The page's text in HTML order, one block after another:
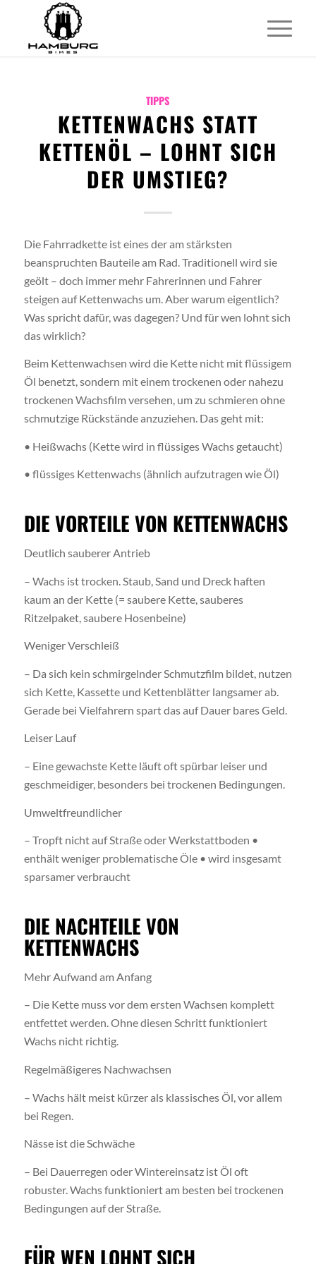
TIPPS
KETTENWACHS STATT
KETTENÖL – LOHNT SICH
DER UMSTIEG?
Die Fahrradkette ist eines der am stärksten
beanspruchten Bauteile am Rad. Traditionell wird sie
geölt – doch immer mehr Fahrerinnen und Fahrer
steigen auf Kettenwachs um. Aber warum eigentlich?
Was spricht dafür, was dagegen? Und für wen lohnt sich
das wirklich?
Beim Kettenwachsen wird die Kette nicht mit flüssigem
Öl benetzt, sondern mit einem trockenen oder nahezu
trockenen Wachsfilm versehen, um zu schmieren ohne
schmutzige Rückstände anzuziehen. Das geht mit:
• Heißwachs (Kette wird in flüssiges Wachs getaucht)
• flüssiges Kettenwachs (ähnlich aufzutragen wie Öl)
DIE VORTEILE VON KETTENWACHS
Deutlich sauberer Antrieb
– Wachs ist trocken. Staub, Sand und Dreck haften
kaum an der Kette (= saubere Kette, sauberes
Ritzelpaket, saubere Hosenbeine)
Weniger Verschleiß
– Da sich kein schmirgelnder Schmutzfilm bildet, nutzen
sich Kette, Kassette und Kettenblätter langsamer ab.
Gerade bei Vielfahrern spart das auf Dauer bares Geld.
Leiser Lauf
– Eine gewachste Kette läuft oft spürbar leiser und
geschmeidiger, besonders bei trockenen Bedingungen.
Umweltfreundlicher
– Tropft nicht auf Straße oder Werkstattboden •
enthält weniger problematische Öle • wird insgesamt
sparsamer verbraucht
DIE NACHTEILE VON
KETTENWACHS
Mehr Aufwand am Anfang
– Die Kette muss vor dem ersten Wachsen komplett
entfettet werden. Ohne diesen Schritt funktioniert
Wachs nicht richtig.
Regelmäßigeres Nachwachsen
– Wachs hält meist kürzer als klassisches Öl, vor allem
bei Regen.
Nässe ist die Schwäche
– Bei Dauerregen oder Wintereinsatz ist Öl oft
robuster. Wachs funktioniert am besten bei trockenen
Bedingungen auf der Straße.
FÜR WEN LOHNT SICH